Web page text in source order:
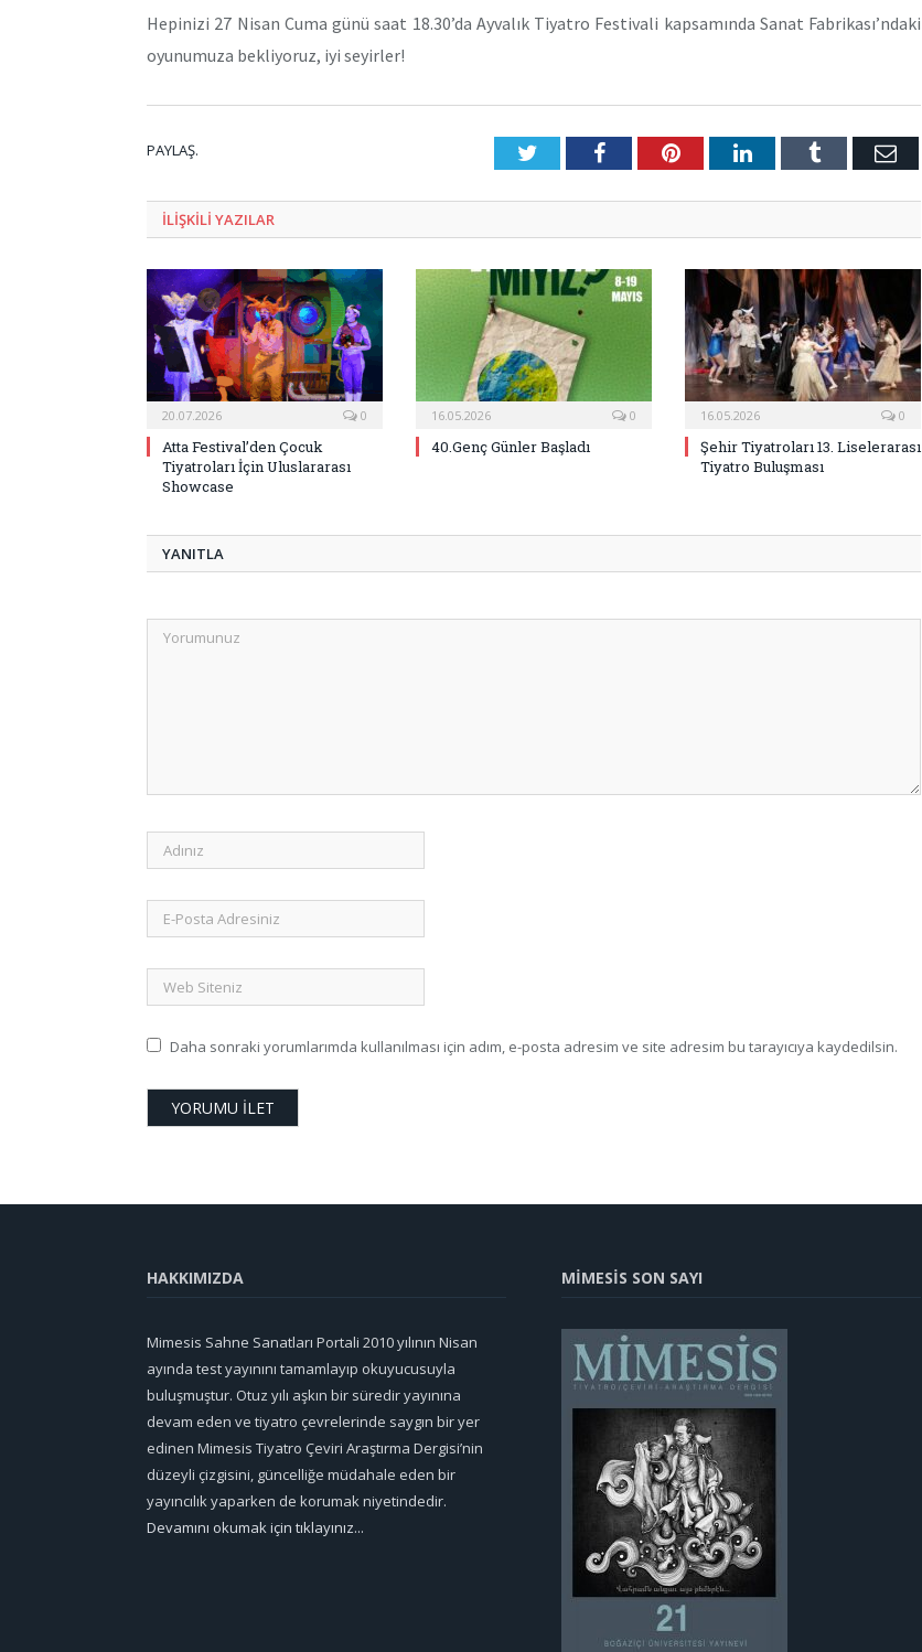
Hepinizi 27 Nisan Cuma günü saat 18.30’da Ayvalık Tiyatro Festivali kapsamında Sanat Fabrikası’ndaki
oyunumuza bekliyoruz, iyi seyirler!
PAYLAŞ. TwitterFacebookPinterestLinkedInTumblr E-
ILIŞKILI YAZILAR
20.07.2026 0
Atta Festival’den Çocuk
Tiyatroları İçin Uluslararası
Showcase
16.05.2026 0
40.Genç Günler Başladı
16.05.2026 0
Şehir Tiyatroları 13. Liselerarası
Tiyatro Buluşması
YANITLA
Daha sonraki yorumlarımda kullanılması için adım, e-posta adresim ve site adresim bu tarayıcıya kaydedilsin.
HAKKIMIZDA
Mimesis Sahne Sanatları Portali 2010 yılının Nisan
ayında test yayınını tamamlayıp okuyucusuyla
buluşmuştur. Otuz yılı aşkın bir süredir yayınına
devam eden ve tiyatro çevrelerinde saygın bir yer
edinen Mimesis Tiyatro Çeviri Araştırma Dergisi’nin
düzeyli çizgisini, güncelliğe müdahale eden bir
yayıncılık yaparken de korumak niyetindedir.
Devamını okumak için tıklayınız...
MİMESİS SON SAYI